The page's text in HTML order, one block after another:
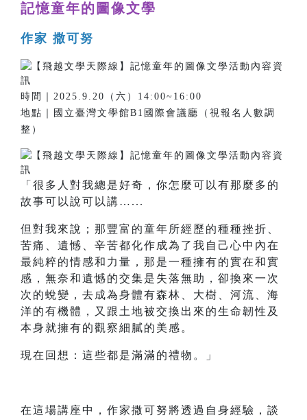
記憶童年的圖像文學
作家 撒可努
時間｜2025.9.20（六）14:00~16:00
地點｜國立臺灣文學館B1國際會議廳（視報名人數調
整）
「很多人對我總是好奇，你怎麼可以有那麼多的
故事可以說可以講…...
但對我來說；那豐富的童年所經歷的種種挫折、
苦痛、遺憾、辛苦都化作成為了我自己心中內在
最純粹的情感和力量，那是一種擁有的實在和實
感，無奈和遺憾的交集是失落無助，卻換來一次
次的蛻變，去成為身體有森林、大樹、河流、海
洋的有機體，又跟土地被交換出來的生命韌性及
本身就擁有的觀察細膩的美感。
現在回想：這些都是滿滿的禮物。」
在這場講座中，作家撒可努將透過自身經驗，談